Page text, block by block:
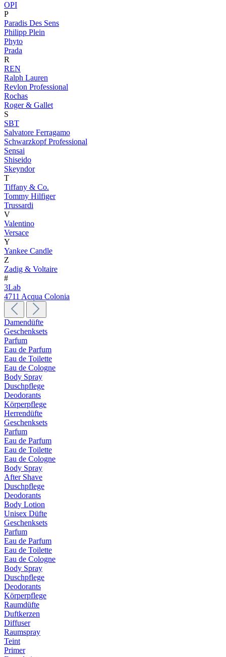
OPI
P
Paradis Des Sens
Philipp Plein
Phyto
Prada
R
REN
Ralph Lauren
Revlon Professional
Rochas
Roger & Gallet
S
SBT
Salvatore Ferragamo
Schwarzkopf Professional
Sensai
Shiseido
Skeyndor
T
Tiffany & Co.
Tommy Hilfiger
Trussardi
V
Valentino
Versace
Y
Yankee Candle
Z
Zadig & Voltaire
#
3Lab
4711 Acqua Colonia
Damendüfte
Geschenksets
Parfum
Eau de Parfum
Eau de Toilette
Eau de Cologne
Body Spray
Duschpflege
Deodorants
Körperpflege
Herrendüfte
Geschenksets
Parfum
Eau de Parfum
Eau de Toilette
Eau de Cologne
Body Spray
After Shave
Duschpflege
Deodorants
Body Lotion
Unisex Düfte
Geschenksets
Parfum
Eau de Parfum
Eau de Toilette
Eau de Cologne
Body Spray
Duschpflege
Deodorants
Körperpflege
Raumdüfte
Duftkerzen
Diffuser
Raumspray
Teint
Primer